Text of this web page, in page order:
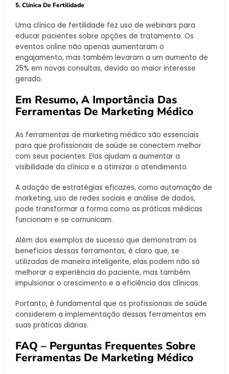
5. Clínica De Fertilidade
Uma clínica de fertilidade fez uso de webinars para
educar pacientes sobre opções de tratamento. Os
eventos online não apenas aumentaram o
engajamento, mas também levaram a um aumento de
25% em novas consultas, devido ao maior interesse
gerado.
Em Resumo, A Importância Das
Ferramentas De Marketing Médico
As ferramentas de marketing médico são essenciais
para que profissionais de saúde se conectem melhor
com seus pacientes. Elas ajudam a aumentar a
visibilidade da clínica e a otimizar o atendimento.
A adoção de estratégias eficazes, como automação de
marketing, uso de redes sociais e análise de dados,
pode transformar a forma como as práticas médicas
funcionam e se comunicam.
Além dos exemplos de sucesso que demonstram os
benefícios dessas ferramentas, é claro que, se
utilizadas de maneira inteligente, elas podem não só
melhorar a experiência do paciente, mas também
impulsionar o crescimento e a eficiência das clínicas.
Portanto, é fundamental que os profissionais de saúde
considerem a implementação dessas ferramentas em
suas práticas diárias.
FAQ – Perguntas Frequentes Sobre
Ferramentas De Marketing Médico